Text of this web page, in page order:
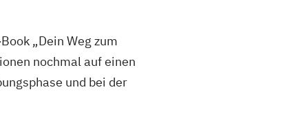
„Dein Weg zum
nochmal auf einen
und bei der